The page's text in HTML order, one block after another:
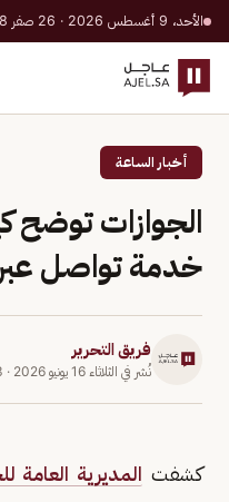
الأحد، 9 أغسطس 2026 · 26 صفر 1448 هـ
أخبار الساعة
الجوازات توضح
خدمة تواصل
فريق التحرير
نُشر في الثلاثاء 16 يونيو 2026 ·
كشفت المديرية العامة